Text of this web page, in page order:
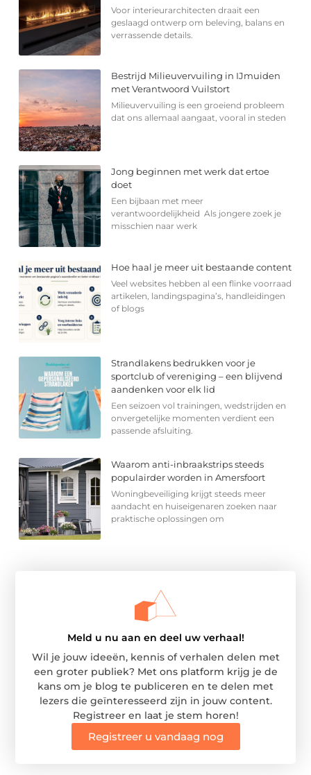
Voor interieurarchitecten draait een
geslaagd ontwerp om beleving, balans en
verrassende details.
Bestrijd Milieuvervuiling in IJmuiden
met Verantwoord Vuilstort
Milieuvervuiling is een groeiend probleem
dat ons allemaal aangaat, vooral in steden
Jong beginnen met werk dat ertoe
doet
Een bijbaan met meer
verantwoordelijkheid Als jongere zoek je
misschien naar werk
Hoe haal je meer uit bestaande content
Veel websites hebben al een flinke voorraad
artikelen, landingspagina’s, handleidingen
of blogs
Strandlakens bedrukken voor je
sportclub of vereniging – een blijvend
aandenken voor elk lid
Een seizoen vol trainingen, wedstrijden en
onvergetelijke momenten verdient een
passende afsluiting.
Waarom anti-inbraakstrips steeds
populairder worden in Amersfoort
Woningbeveiliging krijgt steeds meer
aandacht en huiseigenaren zoeken naar
praktische oplossingen om
Meld u nu aan en deel uw verhaal!
Wil je jouw ideeën, kennis of verhalen delen met
een groter publiek? Met ons platform krijg je de
kans om je blog te publiceren en te delen met
lezers die geïnteresseerd zijn in jouw content.
Registreer en laat je stem horen!
Registreer u vandaag nog